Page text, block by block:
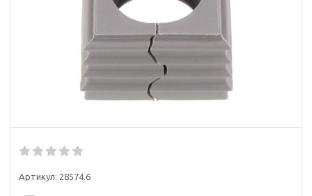
Артикул: 28574.6